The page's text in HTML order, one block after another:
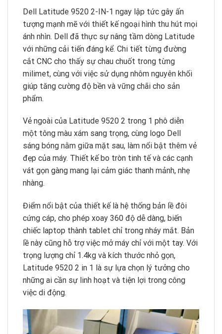
Dell Latitude 9520 2-IN-1 ngay lập tức gây ấn
tượng mạnh mẽ với thiết kế ngoại hình thu hút mọi
ánh nhìn. Dell đã thực sự nâng tầm dòng Latitude
với những cải tiến đáng kể. Chi tiết từng đường
cắt CNC cho thấy sự chau chuốt trong từng
milimet, cùng với việc sử dụng nhôm nguyên khối
giúp tăng cường độ bền và vững chãi cho sản
phẩm.
Vẻ ngoài của Latitude 9520 2 trong 1 phô diễn
một tông màu xám sang trọng, cùng logo Dell
sáng bóng nằm giữa mặt sau, làm nổi bật thêm vẻ
đẹp của máy. Thiết kế bo tròn tinh tế và các cạnh
vát gọn gàng mang lại cảm giác thanh mảnh, nhẹ
nhàng.
Điểm nổi bật của thiết kế là hệ thống bản lề đôi
cứng cáp, cho phép xoay 360 độ dễ dàng, biến
chiếc laptop thành tablet chỉ trong nháy mắt. Bản
lề này cũng hỗ trợ việc mở máy chỉ với một tay. Với
trọng lượng chỉ 1.4kg và kích thước nhỏ gọn,
Latitude 9520 2 in 1 là sự lựa chọn lý tưởng cho
những ai cần sự linh hoạt và tiện lợi trong công
việc di động.